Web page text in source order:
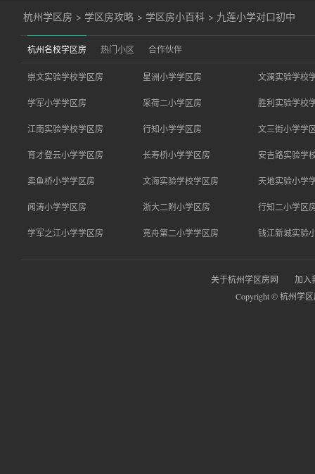
杭州学区房 > 学区房攻略 > 学区房小百科 > 九莲小学对口初中
杭州名校学区房 热门小区 合作伙伴
崇文实验学校学区房 星洲小学学区房 文澜实验学校
学军小学学区房 采荷二小学区房 胜利实验学校
江南实验学校学区房 行知小学学区房 文三街小学学
育才登云小学学区房 长寿桥小学学区房 安吉路实验学
卖鱼桥小学学区房 文海实验学校学区房 天地实验小学
闻涛小学学区房 浙大二附小学区房 行知二小学区
学军之江小学学区房 竞舟第二小学学区房 钱江新城实验
关于杭州学区房网
加入
Copyright © 杭州学